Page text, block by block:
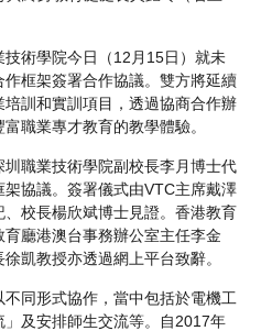
術學院今日（12月15日）就未
框架簽署合作協議。雙方將延續
訓和實訓項目，透過協商合作辦
職業專才教育的教學體驗。
職業技術學院副校長李月博士代
協議。簽署儀式由VTC主席戴澤
校長楊欣斌博士見證。香港教育
廳港澳台事務辦公室主任李金
凱教授亦透過網上平台致辭。
同形式協作，當中包括於電機工
及安排師生交流等。自2017年